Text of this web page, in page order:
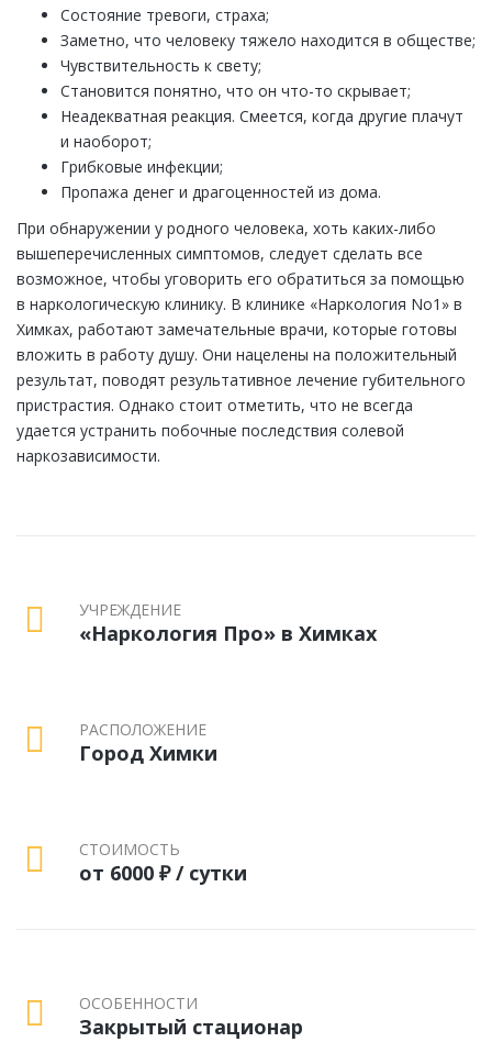
Состояние тревоги, страха;
Заметно, что человеку тяжело находится в обществе;
Чувствительность к свету;
Становится понятно, что он что-то скрывает;
Неадекватная реакция. Смеется, когда другие плачут
и наоборот;
Грибковые инфекции;
Пропажа денег и драгоценностей из дома.
При обнаружении у родного человека, хоть каких-либо
вышеперечисленных симптомов, следует сделать все
возможное, чтобы уговорить его обратиться за помощью
в наркологическую клинику. В клинике «Наркология No1» в
Химках, работают замечательные врачи, которые готовы
вложить в работу душу. Они нацелены на положительный
результат, поводят результативное лечение губительного
пристрастия. Однако стоит отметить, что не всегда
удается устранить побочные последствия солевой
наркозависимости.
УЧРЕЖДЕНИЕ
«Наркология Про» в Химках
РАСПОЛОЖЕНИЕ
Город Химки
СТОИМОСТЬ
от 6000 ₽ / сутки
ОСОБЕННОСТИ
Закрытый стационар